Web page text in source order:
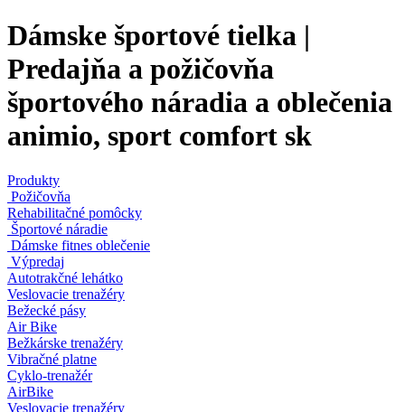
Dámske športové tielka |
Predajňa a požičovňa
športového náradia a oblečenia
animio, sport comfort sk
Produkty
Požičovňa
Rehabilitačné pomôcky
Športové náradie
Dámske fitnes oblečenie
Výpredaj
Autotrakčné lehátko
Veslovacie trenažéry
Bežecké pásy
Air Bike
Bežkárske trenažéry
Vibračné platne
Cyklo-trenažér
AirBike
Veslovacie trenažéry